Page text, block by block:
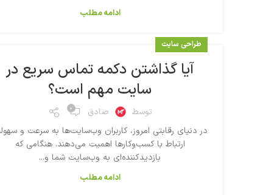
ادامه مطلب
طراحی سایت
آیا گذاشتن دکمه تماس سریع در
سایت مهم است؟
توسط صادق ۰
در دنیای رقابتی امروز، کاربران وب‌سایت‌ها به سرعت و
ارتباط با کسب‌وکارها اهمیت می‌دهند. هنگامی که
بازدیدکننده‌ای به وب‌سایت شما و...
ادامه مطلب